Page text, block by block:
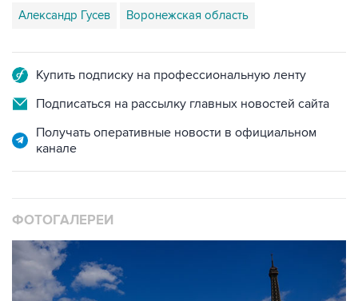
Подписаться на рассылку главных новостей сайта
Получать оперативные новости в официальном